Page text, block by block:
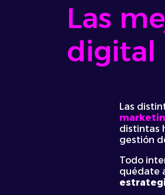
Las
digital
Las
distintas
gestión
Todo
quédate